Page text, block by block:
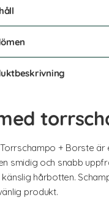
+ Borste är
smidig och snabb
känslig hårbotten.
produkt.